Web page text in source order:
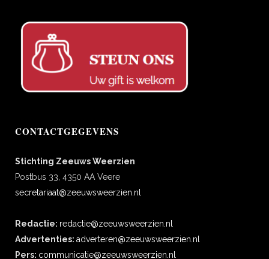
CONTACTGEGEVENS
Stichting Zeeuws Weerzien
Postbus 33, 4350 AA Veere
secretariaat@zeeuwsweerzien.nl
Redactie: redactie@zeeuwsweerzien.nl
Advertenties: adverteren@zeeuwsweerzien.nl
Pers: communicatie@zeeuwsweerzien.nl